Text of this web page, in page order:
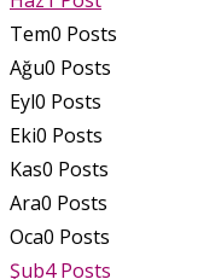
Tem0 Posts
Ağu0 Posts
Eyl0 Posts
Eki0 Posts
Kas0 Posts
Ara0 Posts
Oca0 Posts
Şub4 Posts